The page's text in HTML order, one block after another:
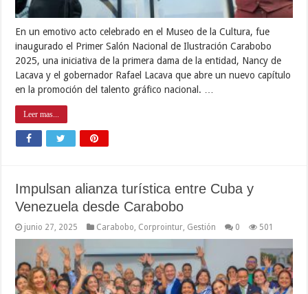
En un emotivo acto celebrado en el Museo de la Cultura, fue
inaugurado el Primer Salón Nacional de Ilustración Carabobo
2025, una iniciativa de la primera dama de la entidad, Nancy de
Lacava y el gobernador Rafael Lacava que abre un nuevo capítulo
en la promoción del talento gráfico nacional. …
Leer mas...
Impulsan alianza turística entre Cuba y
Venezuela desde Carabobo
junio 27, 2025 Carabobo, Corprointur, Gestión 0 501